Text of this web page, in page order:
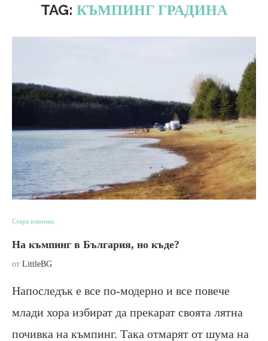
TAG: КЪМПИНГ ГРАДИНА
Стара планина
На къмпинг в България, но къде?
от LittleBG
Напоследък е все по-модерно и все повече
млади хора избират да прекарат своята лятна
почивка на къмпинг. Така отмарят от шума на